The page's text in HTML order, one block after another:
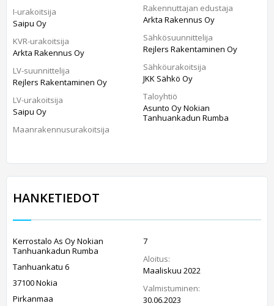
I-urakoitsija
Saipu Oy
KVR-urakoitsija
Arkta Rakennus Oy
LV-suunnittelija
Rejlers Rakentaminen Oy
LV-urakoitsija
Saipu Oy
Maanrakennusurakoitsija
Rakennuttajan edustaja
Arkta Rakennus Oy
Sähkösuunnittelija
Rejlers Rakentaminen Oy
Sähköurakoitsija
JKK Sähkö Oy
Taloyhtiö
Asunto Oy Nokian
Tanhuankadun Rumba
HANKETIEDOT
Kerrostalo As Oy Nokian
Tanhuankadun Rumba
Tanhuankatu 6
37100 Nokia
Pirkanmaa
7
Aloitus:
Maaliskuu 2022
Valmistuminen:
30.06.2023